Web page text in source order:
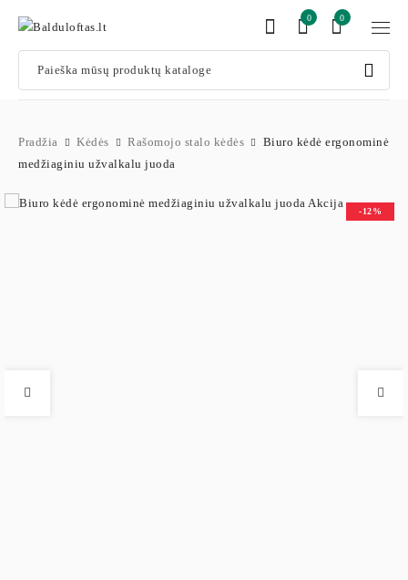
0
0
Pradžia Kėdės Rašomojo stalo kėdės
Biuro kėdė ergonominė
medžiaginiu užvalkalu juoda
-12%